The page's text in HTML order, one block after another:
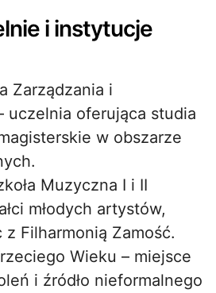
i instytucje
Zarządzania i
uczelnia oferująca studia
w obszarze
Muzyczna I i II
młodych artystów,
z Filharmonią Zamość.
Wieku – miejsce
i źródło nieformalnego